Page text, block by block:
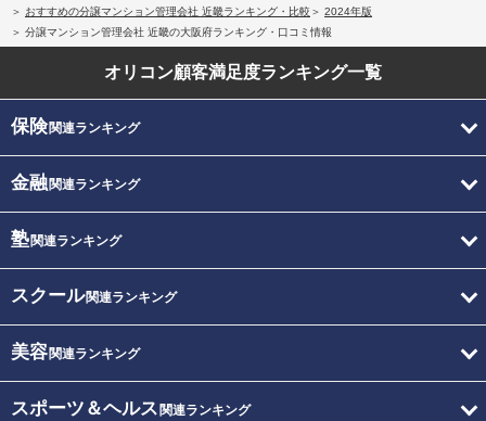
おすすめの分譲マンション管理会社 近畿ランキング・比較
2024年版
分譲マンション管理会社 近畿の大阪府ランキング・口コミ情報
オリコン顧客満足度ランキング一覧
保険関連ランキング
金融関連ランキング
塾関連ランキング
スクール関連ランキング
美容関連ランキング
スポーツ＆ヘルス 関連ランキング